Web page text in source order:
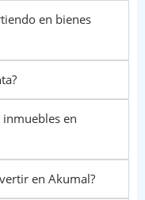
en bienes
inmuebles en
en Akumal?